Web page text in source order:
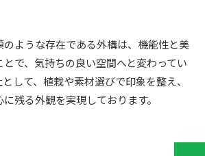
ような存在である外構は、機能性と美
とで、気持ちの良い空間へと変わってい
して、植栽や素材選びで印象を整え、
残る外観を実現しております。